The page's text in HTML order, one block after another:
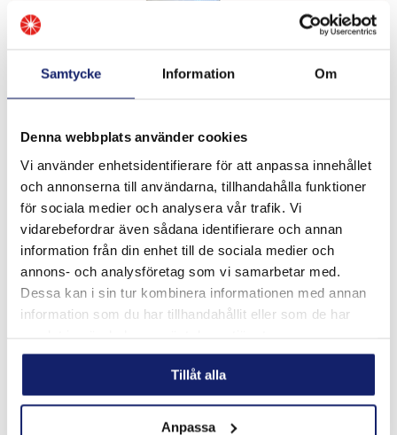
Samtycke Information Om
Denna webbplats använder cookies
Vi använder enhetsidentifierare för att anpassa innehållet
och annonserna till användarna, tillhandahålla funktioner
för sociala medier och analysera vår trafik. Vi
vidarebefordrar även sådana identifierare och annan
information från din enhet till de sociala medier och
annons- och analysföretag som vi samarbetar med.
Dessa kan i sin tur kombinera informationen med annan
information som du har tillhandahållit eller som de har
Tillåt alla
Anpassa
Meltolit Titan grade 7 (Ti-0,2Pd)
Palladiumlegerad titan med samma fysiska och
mekaniska egenskaper som grade 2 men är extremt
korr...
LÄS MER